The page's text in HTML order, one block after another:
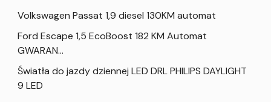
Volkswagen Passat 1,9 diesel 130KM automat
Ford Escape 1,5 EcoBoost 182 KM Automat
GWARAN…
Światła do jazdy dziennej LED DRL PHILIPS DAYLIGHT
9 LED